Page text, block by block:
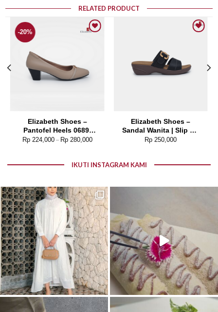
RELATED PRODUCT
-20%
Elizabeth Shoes –
Pantofel Heels 0689-
0122
Rp224,000– Rp280,000
Elizabeth Shoes –
Sandal Wanita | Slip On
Buckle 0453-0384
Rp 250,000
IKUTI INSTAGRAM KAMI